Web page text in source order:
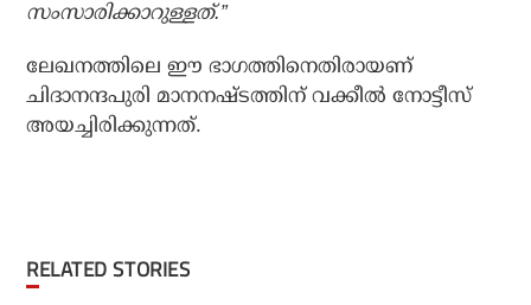
സംസാരിക്കാറുള്ളത്.”
ലേഖനത്തിലെ ഈ ഭാഗത്തിനെതിരായണ്
ചിദാനന്ദപുരി മാനനഷ്ടത്തിന് വക്കീല്‍ നോട്ടീസ്
അയച്ചിരിക്കുന്നത്.
RELATED STORIES